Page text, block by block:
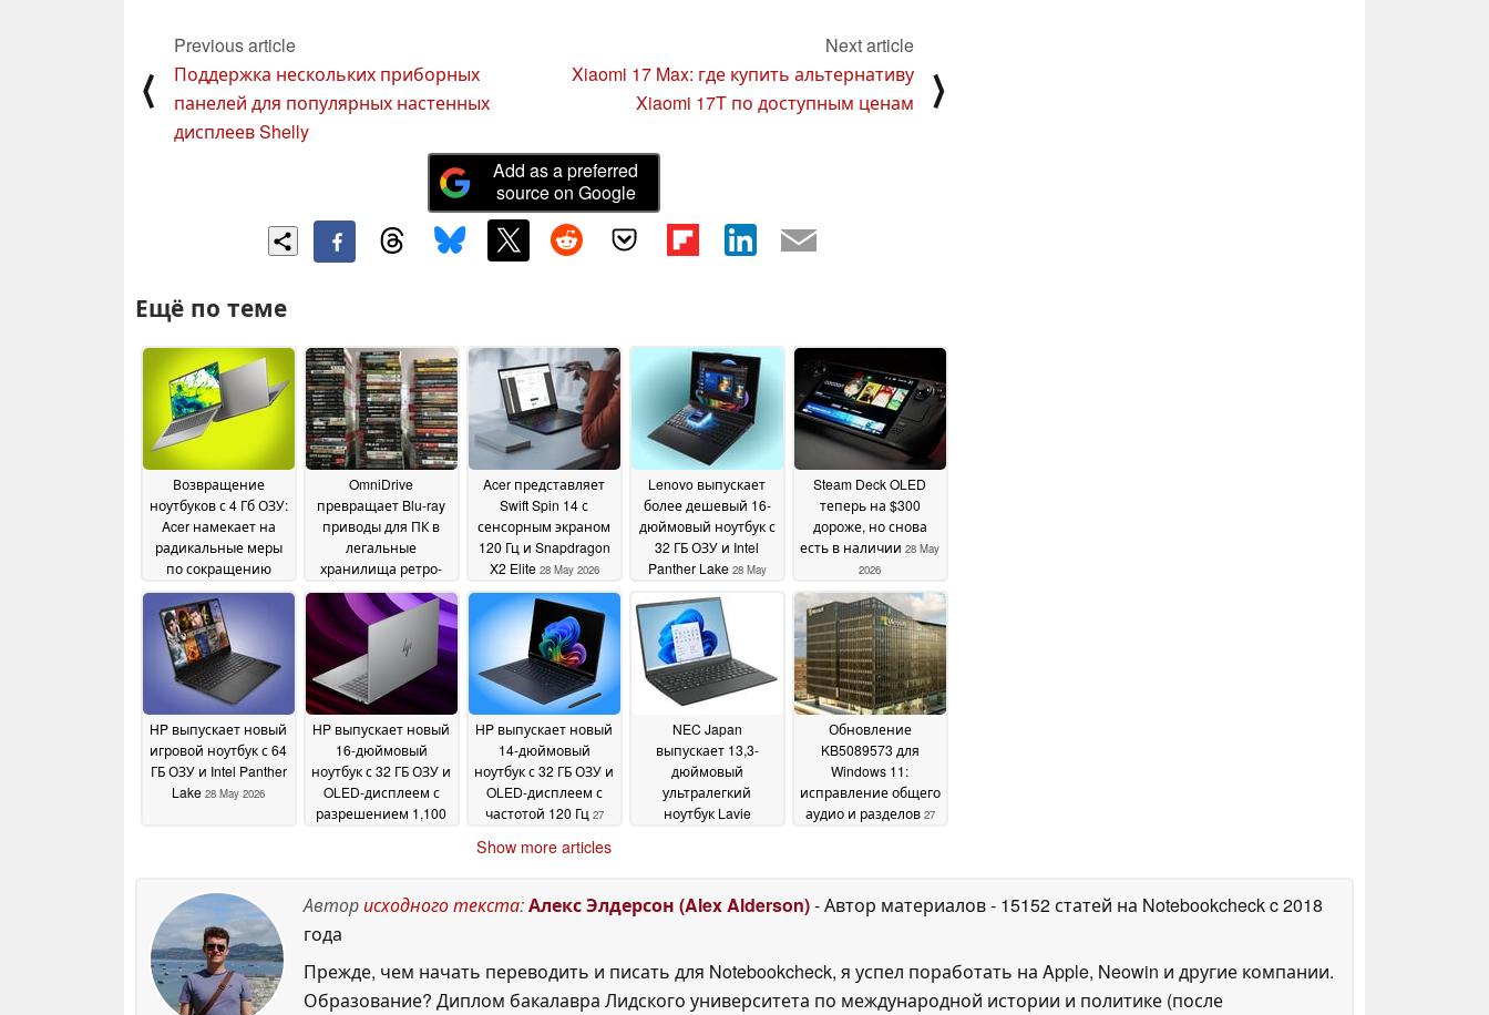
⟨
Previous article
Поддержка нескольких приборных
панелей для популярных настенных
дисплеев Shelly
Next article
Xiaomi 17 Max: где купить альтернативу
Xiaomi 17T по доступным ценам
⟩
Add as a preferred
source on Google
Ещё по теме
Возвращение
ноутбуков с 4 Гб ОЗУ:
Acer намекает на
радикальные меры
по сокращению
расходов29 May 2026
OmniDrive
превращает Blu-ray
приводы для ПК в
легальные
хранилища ретро-
игр29 May 2026
Acer представляет
Swift Spin 14 с
сенсорным экраном
120 Гц и Snapdragon
X2 Elite 28 May 2026
Lenovo выпускает
более дешевый 16-
дюймовый ноутбук с
32 ГБ ОЗУ и Intel
Panther Lake 28 May
Steam Deck OLED
теперь на $300
дороже, но снова
есть в наличии 28 May
2026
HP выпускает новый
игровой ноутбук с 64
ГБ ОЗУ и Intel Panther
Lake 28 May 2026
HP выпускает новый
16-дюймовый
ноутбук с 32 ГБ ОЗУ и
OLED-дисплеем с
разрешением 1,100
HP выпускает новый
14-дюймовый
ноутбук с 32 ГБ ОЗУ и
OLED-дисплеем с
частотой 120 Гц 27
NEC Japan
выпускает 13,3-
дюймовый
ультралегкий
ноутбук Lavie
Обновление
KB5089573 для
Windows 11:
исправление общего
аудио и разделов 27
Show more articles
Авторисходного текста:Алекс Элдерсон (Alex Alderson)- Автор материалов- 15152 статей на Notebookcheckc 2018
года
Прежде, чем начать переводить и писать для Notebookcheck, я успел поработать на Apple, Neowin и другие компании.
Образование? Диплом бакалавра Лидского университета по международной истории и политике (после